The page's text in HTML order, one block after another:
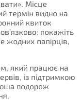
Місце
термін видно на
квиток
покажіть
жодних папірців,
який працює на
із підтримкою
подорож